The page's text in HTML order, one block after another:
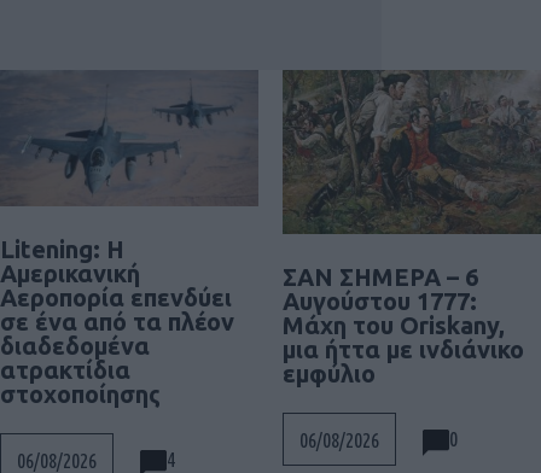
Litening: Η
Αμερικανική
Αεροπορία επενδύει
σε ένα από τα πλέον
διαδεδομένα
ατρακτίδια
στοχοποίησης
06/08/2026 4
ΣΑΝ ΣΗΜΕΡΑ – 6
Αυγούστου 1777:
Μάχη του Oriskany,
μια ήττα με ινδιάνικο
εμφύλιο
06/08/2026 0